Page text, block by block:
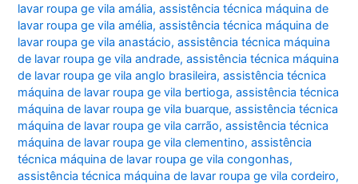
lavar roupa ge vila amália,assistência técnica máquina de
lavar roupa ge vila amélia,assistência técnica máquina de
lavar roupa ge vila anastácio,assistência técnica máquina
de lavar roupa ge vila andrade,assistência técnica máquina
de lavar roupa ge vila anglo brasileira,assistência técnica
máquina de lavar roupa ge vila bertioga,assistência técnica
máquina de lavar roupa ge vila buarque,assistência técnica
máquina de lavar roupa ge vila carrão,assistência técnica
máquina de lavar roupa ge vila clementino,assistência
técnica máquina de lavar roupa ge vila congonhas,
assistência técnica máquina de lavar roupa ge vila cordeiro,